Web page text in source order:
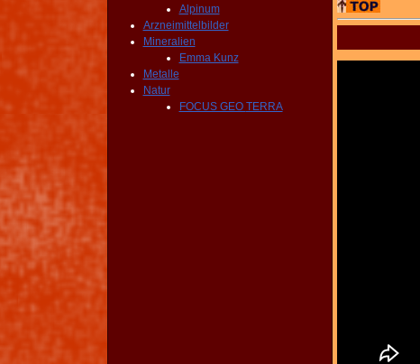
Alpinum
Arzneimittelbilder
Mineralien
Emma Kunz
Metalle
Natur
FOCUS GEO TERRA